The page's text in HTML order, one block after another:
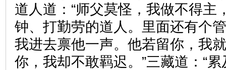
道人道：“师父莫怪，我做不得主
钟、打勤劳的道人。里面还有个
我进去禀他一声。他若留你，我
你，我却不敢羁迟。”三藏道